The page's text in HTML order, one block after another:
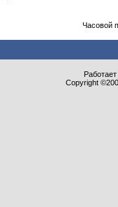
Часовой
Copyright